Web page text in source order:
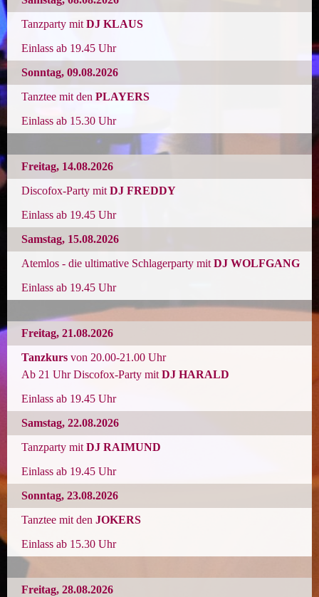
Tanzparty mit DJ KLAUS
Einlass ab 19.45 Uhr
Sonntag, 09.08.2026
Tanztee mit den PLAYERS
Einlass ab 15.30 Uhr
Freitag, 14.08.2026
Discofox-Party mit DJ FREDDY
Einlass ab 19.45 Uhr
Samstag, 15.08.2026
Atemlos - die ultimative Schlagerparty mit DJ WOLFGANG
Einlass ab 19.45 Uhr
Freitag, 21.08.2026
Tanzkurs von 20.00-21 .00 Uhr
Ab 21 UhrDiscofox-Party mit DJ HARALD
Einlass ab 19.45 Uhr
Samstag, 22.08.2026
Tanzparty mit DJ RAIMUND
Einlass ab 19.45 Uhr
Sonntag, 23.08.2026
Tanztee mit den JOKERS
Einlass ab 15.30 Uhr
Freitag, 28.08.2026